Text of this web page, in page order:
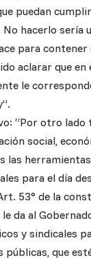
puedan
hacerlo sería
para
aclarar que
le
“Por otro lado
social,
las
para el día
53° de la
le da al
y sindicales
que